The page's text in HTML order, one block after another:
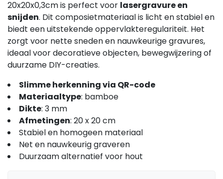
20x20x0,3cm is perfect voor lasergravure en
snijden. Dit composietmateriaal is licht en stabiel en
biedt een uitstekende oppervlakteregulariteit. Het
zorgt voor nette sneden en nauwkeurige gravures,
ideaal voor decoratieve objecten, bewegwijzering of
duurzame DIY-creaties.
Slimme herkenning via QR-code
Materiaaltype: bamboe
Dikte: 3 mm
Afmetingen: 20 x 20 cm
Stabiel en homogeen materiaal
Net en nauwkeurig graveren
Duurzaam alternatief voor hout